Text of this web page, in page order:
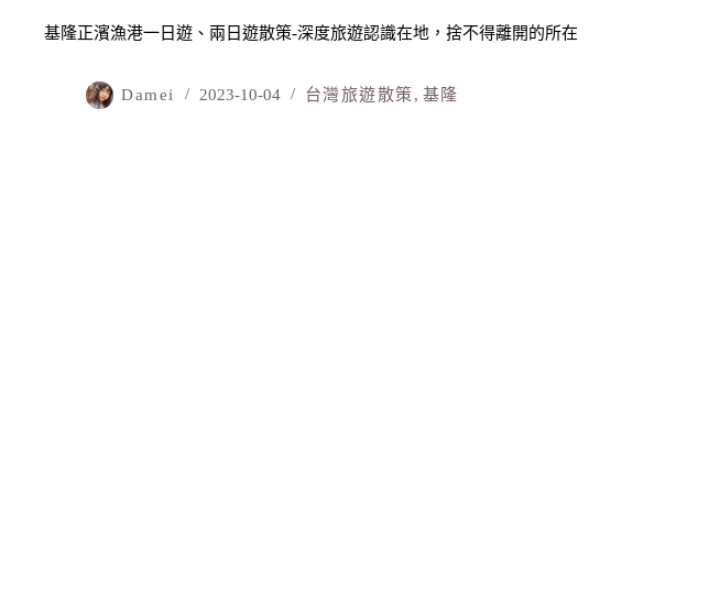
基隆正濱漁港一日遊、兩日遊散策-深度旅遊認識在地，捨不得離開的所在
Damei 2023-10-04 台灣旅遊散策 , 基隆